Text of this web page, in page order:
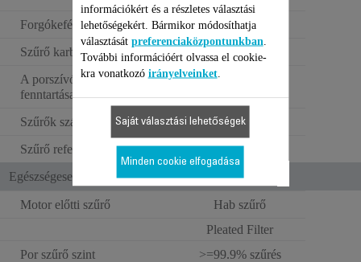
Forgókefés tisztítórendszer
Szűrő karbantartás értesítés
A porszívózási teljesítmény
fenntartása
Szűrők száma
2
Szűrő referencia
ZR009007
Egészségesebb levegőt biztosít
Motor előtti szűrő
Hab szűrő
Pleated Filter
Por szűrő szint
>=99.9% szűrés
információkért és a részletes választási
lehetőségekért. Bármikor módosíthatja
választását preferenciaközpontunkban
További információért olvassa el cookie-
kra vonatkozó irányelveinket.
Saját választási lehetőségek
Minden cookie elfogadása